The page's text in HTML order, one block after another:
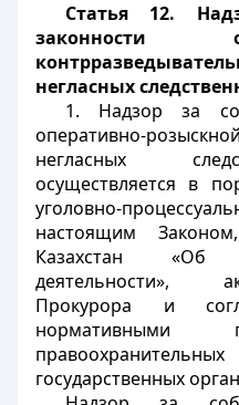
Статья 12.
законности
негласных
1. Надзор за
оперативно-
негласных
осуществляется в
уголовно-
настоящим
Казахстан «Об
деятельности»,
Прокурора и
нормативными
государственных